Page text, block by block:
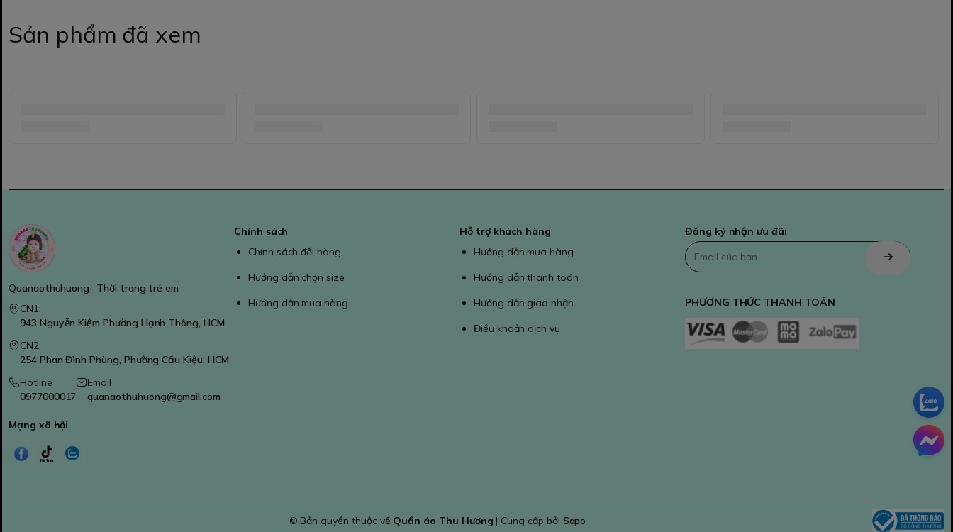
Sản phẩm đã xem
Quanaothuhuong- Thời trang trẻ em
CN1:
943 Nguyễn Kiệm Phường Hạnh Thông, HCM
CN2:
254 Phan Đình Phùng, Phường Cầu Kiệu, HCM
Hotline
0977000017
Email
quanaothuhuong@gmail.com
Mạng xã hội
Chính sách
Chính sách đổi hàng
Hướng dẫn chọn size
Hướng dẫn mua hàng
Hỗ trợ khách hàng
Hướng dẫn mua hàng
Hướng dẫn thanh toán
Hướng dẫn giao nhận
Điều khoản dịch vụ
Đăng ký nhận ưu đãi
PHƯƠNG THỨC THANH TOÁN
© Bản quyền thuộc về Quần áo Thu Hương | Cung cấp bởi Sapo